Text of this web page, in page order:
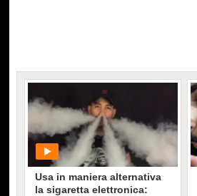
Usa in maniera alternativa
la sigaretta elettronica: